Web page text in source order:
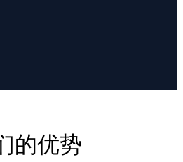
的优势